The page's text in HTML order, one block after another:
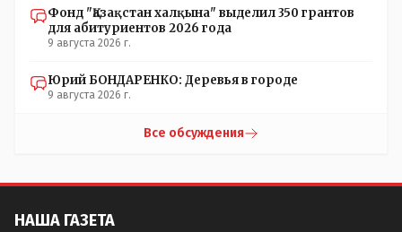
Фонд "Қазақстан халқына" выделил 350 грантов
для абитуриентов 2026 года
9 августа 2026 г.
Юрий БОНДАРЕНКО: Деревья в городе
9 августа 2026 г.
Все обсуждения
НАША ГАЗЕТА